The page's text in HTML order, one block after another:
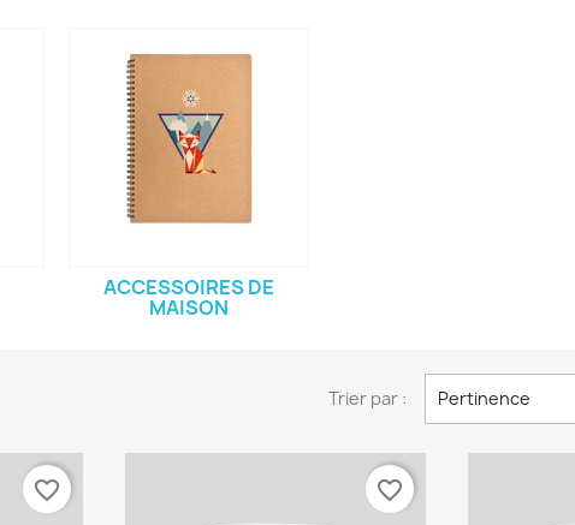
ACCESSOIRES DE
MAISON
Trier par : Pertinence
favorite_border favorite_border